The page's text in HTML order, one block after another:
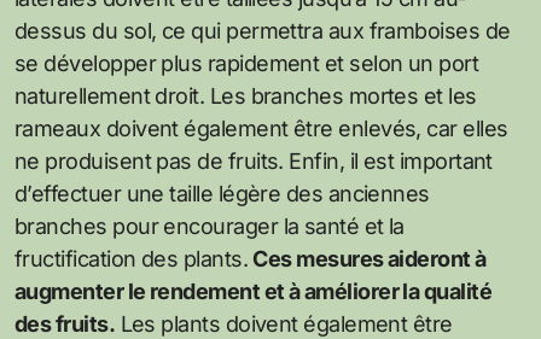
dessus du sol, ce qui permettra aux framboises de
se développer plus rapidement et selon un port
naturellement droit. Les branches mortes et les
rameaux doivent également être enlevés, car elles
ne produisent pas de fruits. Enfin, il est important
d’effectuer une taille légère des anciennes
branches pour encourager la santé et la
fructification des plants.Ces mesures aideront à
augmenter le rendement et à améliorer la qualité
des fruits. Les plants doivent également être